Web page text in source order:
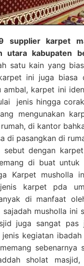
supplier karpet
utara kabupaten
satu kain yang
ini juga biasa
ambal, karpet ini
jenis hingga
mengunakan
di kantor
di pasangkan di
dengan
di buat untuk
Karpet musholla
karpet pda
di manfaat
sajadah musholla ini
juga sangat pas
kegiatan
sebenarnya
sholat